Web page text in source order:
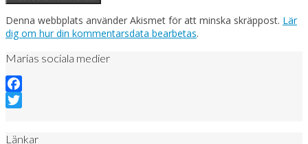
Denna webbplats använder Akismet för att minska skräppost. Lär
dig om hur din kommentarsdata bearbetas.
Marias sociala medier
Facebook
Länkar